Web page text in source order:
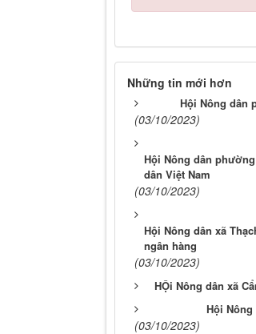
Những tin mới hơn
Hội Nông dân
(03/10/2023)
Hội Nông dân
dân Việt Nam
(03/10/2023)
Hội Nông dân xã
ngân hàng
(03/10/2023)
HỘi Nông dân xã
Hội
(03/10/2023)